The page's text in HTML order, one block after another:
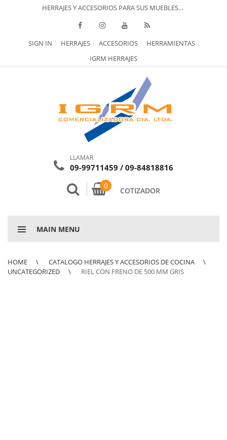
HERRAJES Y ACCESORIOS PARA SUS MUEBLES…
SIGN IN HERRAJES ACCESORIOS
HERRAMIENTAS
IGRM HERRAJES
LLAMAR
09-99711459 / 09-84818816
0
COTIZADOR
MAIN MENU
HOME
CATALOGO HERRAJES Y ACCESORIOS DE COCINA
UNCATEGORIZED
RIEL CON FRENO DE 500 MM GRIS